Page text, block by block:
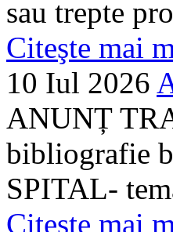
sau trepte
Citeşte mai
10 Iul 2026
ANUNȚ
bibliografie
SPITAL-
Citeşte mai